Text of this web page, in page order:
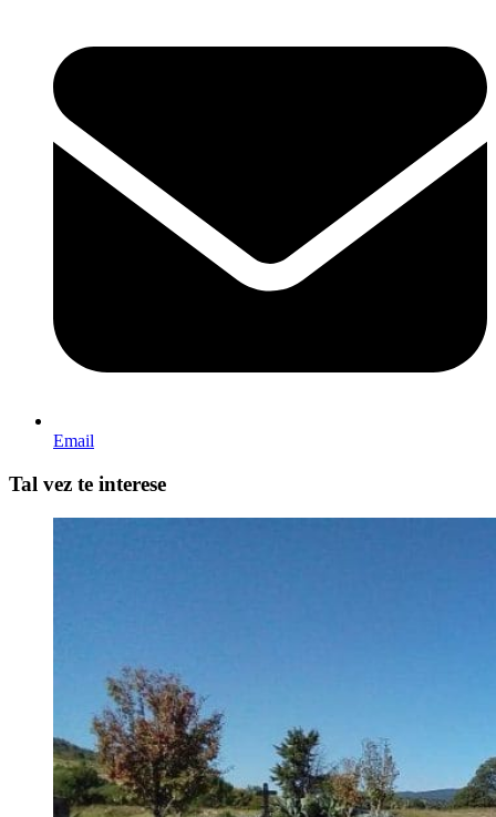
Email
Tal vez te interese